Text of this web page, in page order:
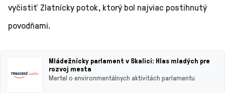
vyčistiť Zlatnícky potok, ktorý bol najviac postihnutý
povodňami.
Mládežnícky parlament v Skalici: Hlas mladých pre
rozvoj mesta
Mertel o environmentálnych aktivitách parlamentu